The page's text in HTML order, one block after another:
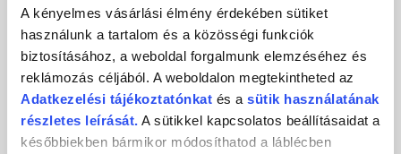
A kényelmes vásárlási élmény érdekében sütiket
használunk a tartalom és a közösségi funkciók
biztosításához, a weboldal forgalmunk elemzéséhez és
reklámozás céljából. A weboldalon megtekintheted az
Adatkezelési tájékoztatónkat és a sütik használatának
részletes leírását. A sütikkel kapcsolatos beállításaidat a
későbbiekben bármikor módosíthatod a láblécben
Crystal
Nails
CosmoPro
Kft.
Crystal Nails
CosmoPro Kft.
1085
Hungary
+36 1 / 334 1924